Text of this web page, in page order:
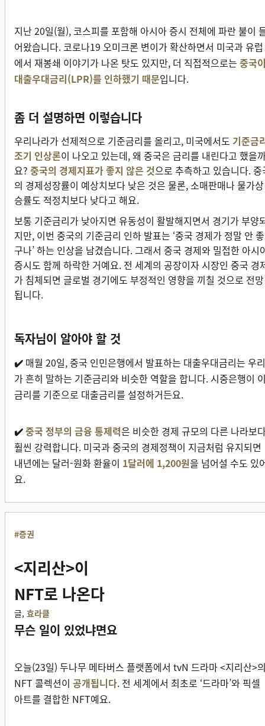
지난 20일(월), 코스피를 포함해 아시아 증시 전체에 파란 불이
어왔습니다. 코로나19 오미크론 변이가 확산하면서 미국과 유럽
에서 재봉쇄 이야기가 나온 탓도 있지만, 더 직접적으로는 중국
대출우대금리(LPR)를 인하했기 때문입니다.
좀 더 설명하면 이렇습니다
우리나라가 선제적으로 기준금리를 올리고, 미국에서도 기준금
조기 인상론이 나오고 있는데, 왜 중국은 금리를 내린다고 했을
요? 중국의 경제지표가 좋지 않은 것으로 추측하고 있습니다. 중
의 경제성장률이 예상치보다 낮은 것은 물론, 소매판매나 물가상
승률도 적정치보다 낮다고 해요.
보통 기준금리가 낮아지면 유동성이 활발해지면서 경기가 부양
지만, 이번 중국의 기준금리 인하 발표는 ‘중국 경제가 정말 안 좋
구나’ 하는 인상을 남겼습니다. 그래서 중국 경제와 밀접한 아시
증시도 함께 하락한 거예요. 전 세계의 공장이자 시장인 중국 경
가 침체되면 글로벌 경기에도 부정적인 영향을 끼칠 것으로 전망
됩니다.
독자님이 알아야 할 것
✔️ 매월 20일, 중국 인민은행에서 발표하는 대출우대금리는 우리
가 흔히 말하는 기준금리와 비슷한 역할을 합니다. 시중은행이
금리를 기준으로 대출금리를 설정하거든요.
✔️중국 정부의 금융 통제력은 비슷한 경제 규모의 다른 나라보
훨씬 강력합니다. 미국과 중국의 경제정책이 지금처럼 유지되면
내년에는 달러-원화 환율이 1달러에 1,200원을 넘어설 수도 있
요.
#증권
<지리산>이
NFT로 나온다
글, 효라클
무슨 일이 있었냐면요
오늘(23일) 두나무 메타버스 플랫폼에서 tvN 드라마 <지리산>
NFT 콜렉션이 공개됩니다. 전 세계에서 최초로 ‘드라마’와 픽셀
아트를 결합한 NFT예요.